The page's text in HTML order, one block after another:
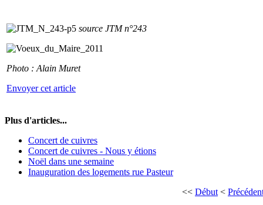
source JTM n°243
Photo : Alain Muret
Envoyer cet article
Plus d'articles...
Concert de cuivres
Concert de cuivres - Nous y étions
Noël dans une semaine
Inauguration des logements rue Pasteur
<< Début <